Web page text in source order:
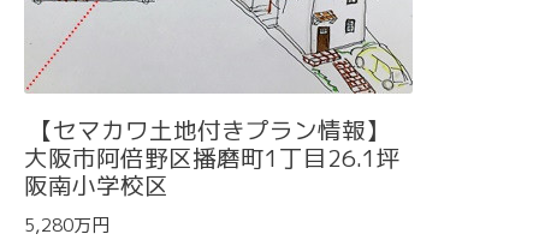
【セマカワ土地付きプラン情報】
大阪市阿倍野区播磨町1丁目26.1坪
阪南小学校区
5,280万円